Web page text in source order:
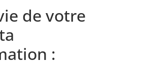
de votre
: